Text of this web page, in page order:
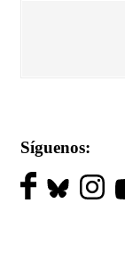
Síguenos: